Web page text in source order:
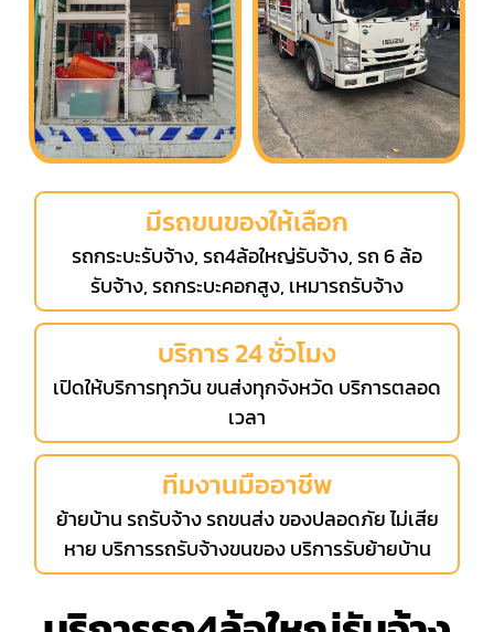
มีรถขนของให้เลือก
รถกระบะรับจ้าง, รถ4ล้อใหญ่รับจ้าง, รถ 6 ล้อ
รับจ้าง, รถกระบะคอกสูง, เหมารถรับจ้าง
บริการ 24 ชั่วโมง
เปิดให้บริการทุกวัน ขนส่งทุกจังหวัด บริการตลอด
เวลา
ทีมงานมืออาชีพ
ย้ายบ้าน รถรับจ้าง รถขนส่ง ของปลอดภัย ไม่เสีย
หาย บริการรถรับจ้างขนของ บริการรับย้ายบ้าน